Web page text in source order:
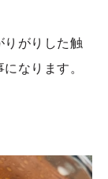
りがりした触
なります。